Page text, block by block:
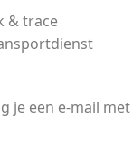
& trace
je een e-mail met